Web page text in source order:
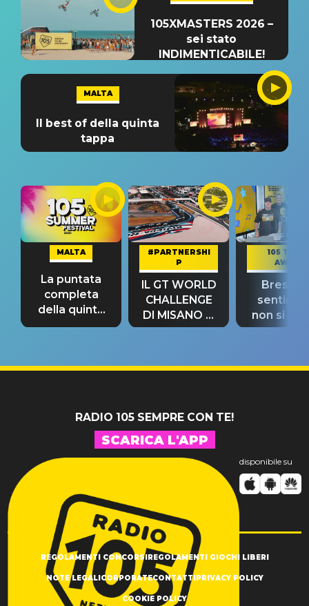
105XMASTERS 2026 –
sei stato
INDIMENTICABILE!
MALTA
Il best of della quinta
tappa
MALTA
La puntata
completa
della quinta
tappa
#PARTNERSHI
P
IL GT WORLD
CHALLENGE
DI MISANO si
riconferma
105 TAKE
AWAY
Bresh:
non si
fino alla
RADIO 105 SEMPRE CON TE!
SCARICA L'APP
disponibile su
REGOLAMENTI CONCORSI REGOLAMENTI GIOCHI LIBERI
NOTE LEGALI CORPORATECONTATTI PRIVACY POLICY
COOKIE POLICY